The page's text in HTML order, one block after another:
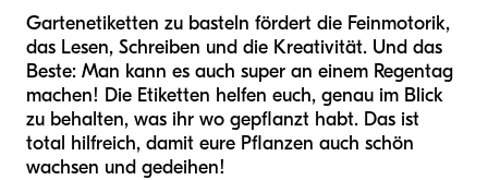
Gartenetiketten zu basteln fördert die Feinmotorik,
das Lesen, Schreiben und die Kreativität. Und das
Beste: Man kann es auch super an einem Regentag
machen! Die Etiketten helfen euch, genau im Blick
zu behalten, was ihr wo gepflanzt habt. Das ist
total hilfreich, damit eure Pflanzen auch schön
wachsen und gedeihen!